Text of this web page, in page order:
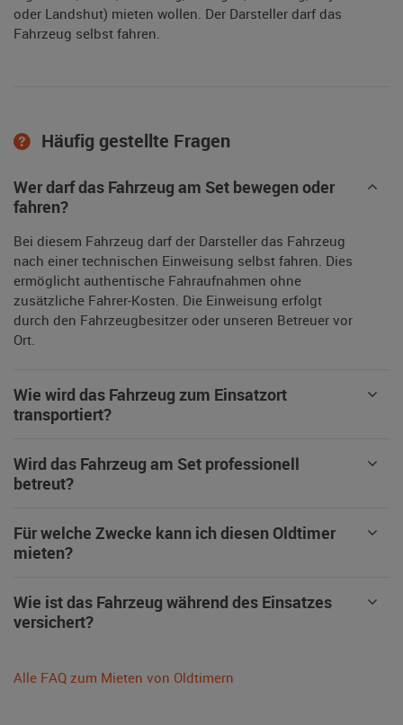
oder Landshut) mieten wollen. Der Darsteller darf das
Fahrzeug selbst fahren.
Häufig gestellte Fragen
Wer darf das Fahrzeug am Set bewegen oder
fahren?
Bei diesem Fahrzeug darf der Darsteller das Fahrzeug
nach einer technischen Einweisung selbst fahren. Dies
ermöglicht authentische Fahraufnahmen ohne
zusätzliche Fahrer-Kosten. Die Einweisung erfolgt
durch den Fahrzeugbesitzer oder unseren Betreuer vor
Ort.
Wie wird das Fahrzeug zum Einsatzort
transportiert?
Wird das Fahrzeug am Set professionell
betreut?
Für welche Zwecke kann ich diesen Oldtimer
mieten?
Wie ist das Fahrzeug während des Einsatzes
versichert?
Alle FAQ zum Mieten von Oldtimern